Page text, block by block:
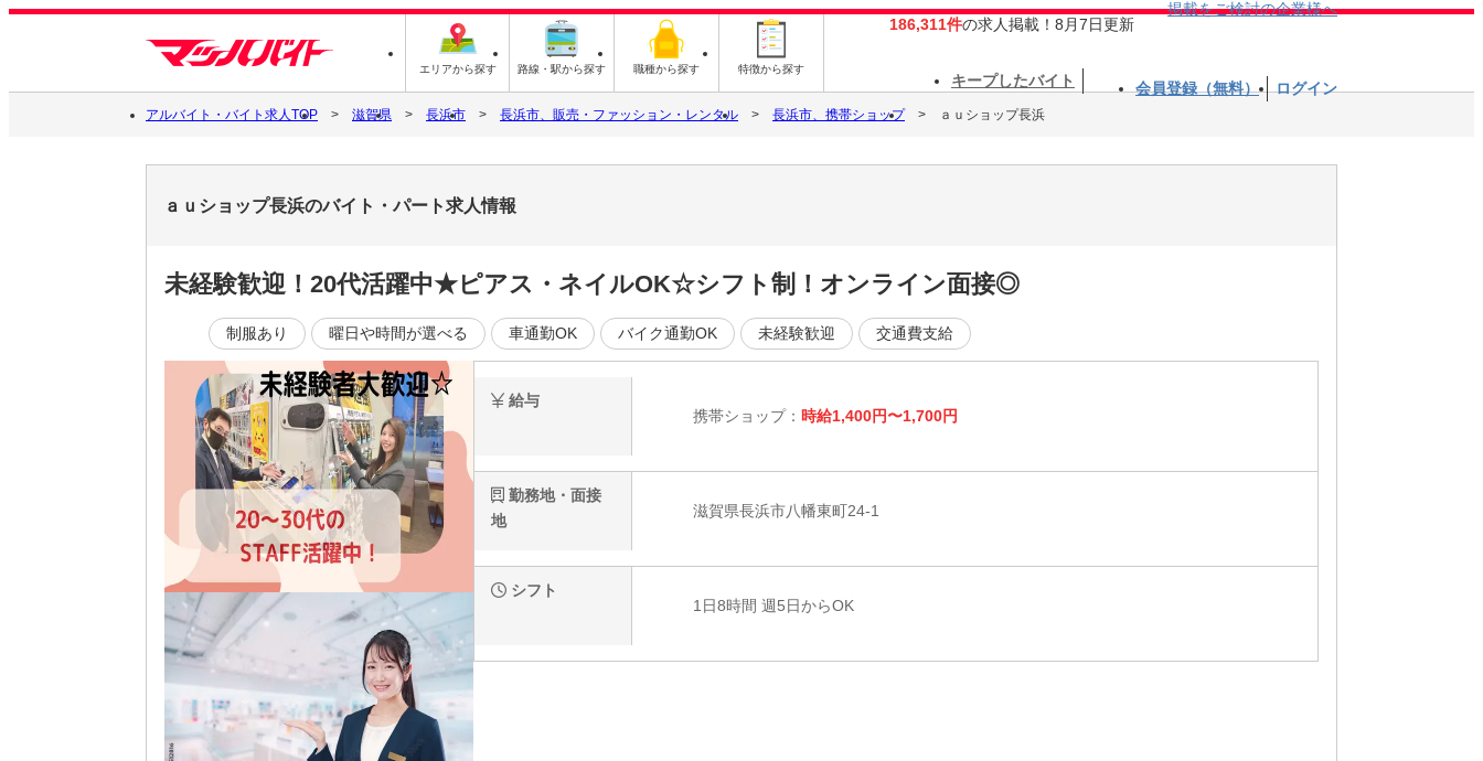
エリアから探す 路線・駅から探す 職種から探す 特徴から探す
186,311件の求人掲載！8月7日更新
掲載をご検討の企業様へ
キープしたバイト 会員登録（無料） ログイン
アルバイト・バイト求人TOP 滋賀県 長浜市 長浜市、販売・ファッション・レンタル 長浜市、携帯ショップ ａｕショップ長浜
ａｕショップ長浜のバイト・パート求人情報
未経験歓迎！20代活躍中★ピアス・ネイルOK☆シフト制！オンライン面接◎
制服あり 曜日や時間が選べる 車通勤OK バイク通勤OK 未経験歓迎 交通費支給
給与
携帯ショップ： 時給1,400円〜1,700円
勤務地・面接
地
滋賀県長浜市八幡東町24-1
シフト
1日8時間 週5日からOK